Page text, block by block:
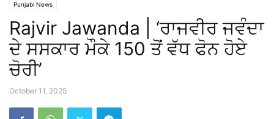
Punjabi News
Rajvir Jawanda | ‘ਰਾਜਵੀਰ ਜਵੰਦਾ
ਦੇ ਸਸਕਾਰ ਮੌਕੇ 150 ਤੋਂ ਵੱਧ ਫੋਨ ਹੋਏ
ਚੋਰੀ’
October 11, 2025